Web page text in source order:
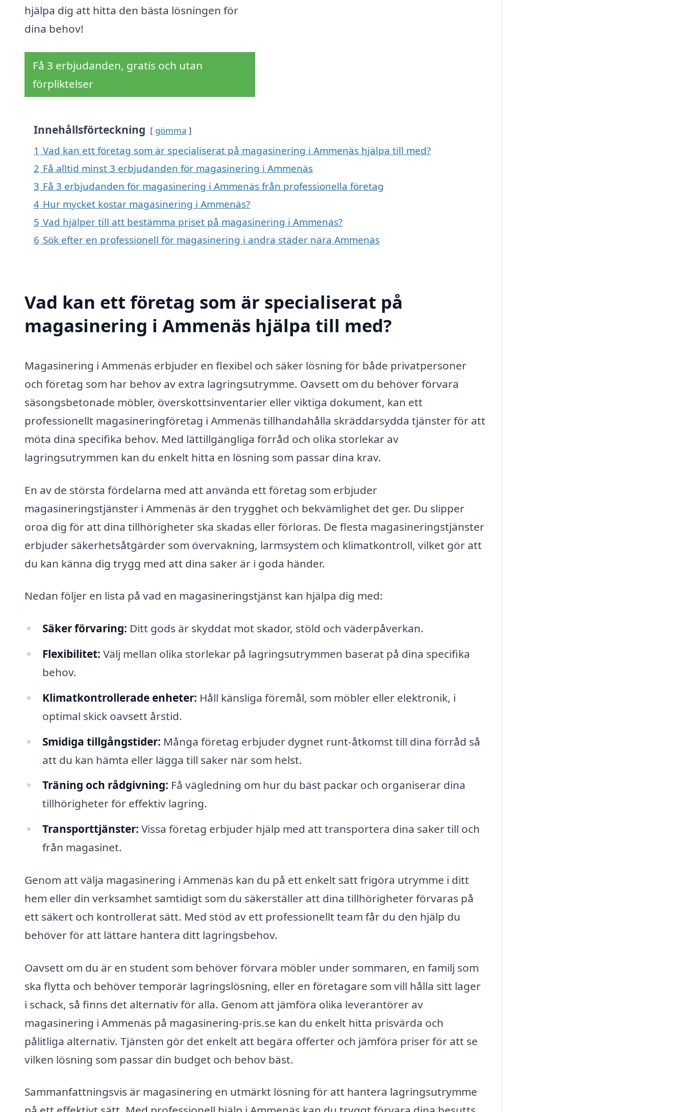
hjälpa dig att hitta den bästa lösningen för
dina behov!
Få 3 erbjudanden, gratis och utan
förpliktelser
Innehållsförteckning gömma
1 Vad kan ett företag som är specialiserat på magasinering i Ammenäs hjälpa till med?
2 Få alltid minst 3 erbjudanden för magasinering i Ammenäs
3 Få 3 erbjudanden för magasinering i Ammenäs från professionella företag
4 Hur mycket kostar magasinering i Ammenäs?
5 Vad hjälper till att bestämma priset på magasinering i Ammenäs?
6 Sök efter en professionell för magasinering i andra städer nära Ammenäs
Vad kan ett företag som är specialiserat på
magasinering i Ammenäs hjälpa till med?
Magasinering i Ammenäs erbjuder en flexibel och säker lösning för både privatpersoner
och företag som har behov av extra lagringsutrymme. Oavsett om du behöver förvara
säsongsbetonade möbler, överskottsinventarier eller viktiga dokument, kan ett
professionellt magasineringföretag i Ammenäs tillhandahålla skräddarsydda tjänster för att
möta dina specifika behov. Med lättillgängliga förråd och olika storlekar av
lagringsutrymmen kan du enkelt hitta en lösning som passar dina krav.
En av de största fördelarna med att använda ett företag som erbjuder
magasineringstjänster i Ammenäs är den trygghet och bekvämlighet det ger. Du slipper
oroa dig för att dina tillhörigheter ska skadas eller förloras. De flesta magasineringstjänster
erbjuder säkerhetsåtgärder som övervakning, larmsystem och klimatkontroll, vilket gör att
du kan känna dig trygg med att dina saker är i goda händer.
Nedan följer en lista på vad en magasineringstjänst kan hjälpa dig med:
Säker förvaring: Ditt gods är skyddat mot skador, stöld och väderpåverkan.
Flexibilitet: Välj mellan olika storlekar på lagringsutrymmen baserat på dina specifika
behov.
Klimatkontrollerade enheter: Håll känsliga föremål, som möbler eller elektronik, i
optimal skick oavsett årstid.
Smidiga tillgångstider: Många företag erbjuder dygnet runt-åtkomst till dina förråd så
att du kan hämta eller lägga till saker när som helst.
Träning och rådgivning: Få vägledning om hur du bäst packar och organiserar dina
tillhörigheter för effektiv lagring.
Transporttjänster: Vissa företag erbjuder hjälp med att transportera dina saker till och
från magasinet.
Genom att välja magasinering i Ammenäs kan du på ett enkelt sätt frigöra utrymme i ditt
hem eller din verksamhet samtidigt som du säkerställer att dina tillhörigheter förvaras på
ett säkert och kontrollerat sätt. Med stöd av ett professionellt team får du den hjälp du
behöver för att lättare hantera ditt lagringsbehov.
Oavsett om du är en student som behöver förvara möbler under sommaren, en familj som
ska flytta och behöver temporär lagringslösning, eller en företagare som vill hålla sitt lager
i schack, så finns det alternativ för alla. Genom att jämföra olika leverantörer av
magasinering i Ammenäs på magasinering-pris.se kan du enkelt hitta prisvärda och
pålitliga alternativ. Tjänsten gör det enkelt att begära offerter och jämföra priser för att se
vilken lösning som passar din budget och behov bäst.
Sammanfattningsvis är magasinering en utmärkt lösning för att hantera lagringsutrymme